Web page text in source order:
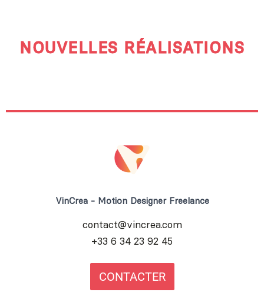
NOUVELLES RÉALISATIONS
VinCrea - Motion Designer Freelance
contact@vincrea.com
+33 6 34 23 92 45
CONTACTER